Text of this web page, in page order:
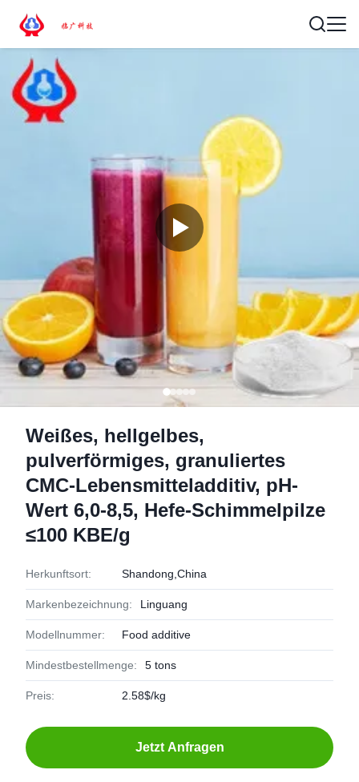
Weißes, hellgelbes,
pulverförmiges, granuliertes
CMC-Lebensmitteladditiv, pH-
Wert 6,0-8,5, Hefe-Schimmelpilze
≤100 KBE/g
Herkunftsort: Shandong,China
Markenbezeichnung: Linguang
Modellnummer: Food additive
Mindestbestellmenge: 5 tons
Preis: 2.58$/kg
Jetzt Anfragen